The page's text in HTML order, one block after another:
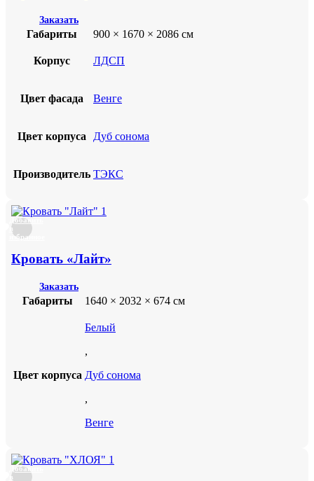
Заказать
Габариты 900 × 1670 × 2086 см
Корпус ЛДСП
Цвет фасада Венге
Цвет корпуса Дуб сонома
Производитель ТЭКС
Добавить
в
избранное
Кровать «Лайт»
Заказать
Габариты 1640 × 2032 × 674 см
Цвет корпуса
Белый
,
Дуб сонома
,
Венге
Добавить
в